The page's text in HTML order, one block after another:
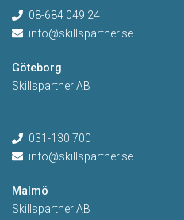
08-684 049 24
info@skillspartner.se
Göteborg
Skillspartner AB
031-130 700
info@skillspartner.se
Malmö
Skillspartner AB